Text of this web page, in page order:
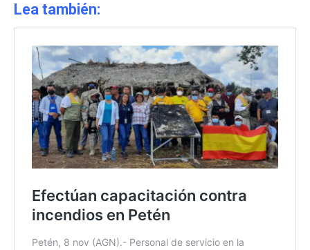
Lea también: